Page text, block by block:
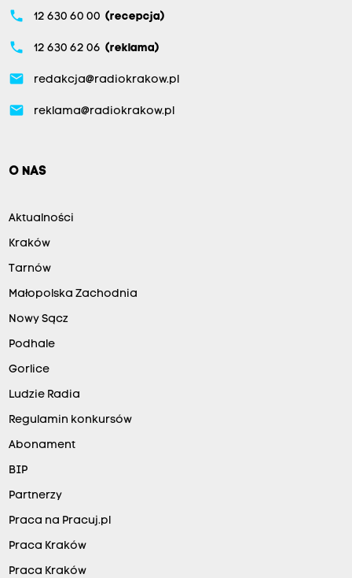
phone 12 630 60 00 (recepcja)
phone 12 630 62 06 (reklama)
email redakcja@radiokrakow.pl
email reklama@radiokrakow.pl
O NAS
Aktualności
Kraków
Tarnów
Małopolska Zachodnia
Nowy Sącz
Podhale
Gorlice
Ludzie Radia
Regulamin konkursów
Abonament
BIP
Partnerzy
Praca na Pracuj.pl
Praca Kraków
Praca Kraków